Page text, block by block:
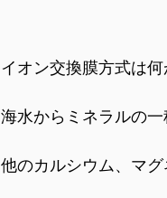
イオン交換膜方式は
海水からミネラルの
他のカルシウム、マ